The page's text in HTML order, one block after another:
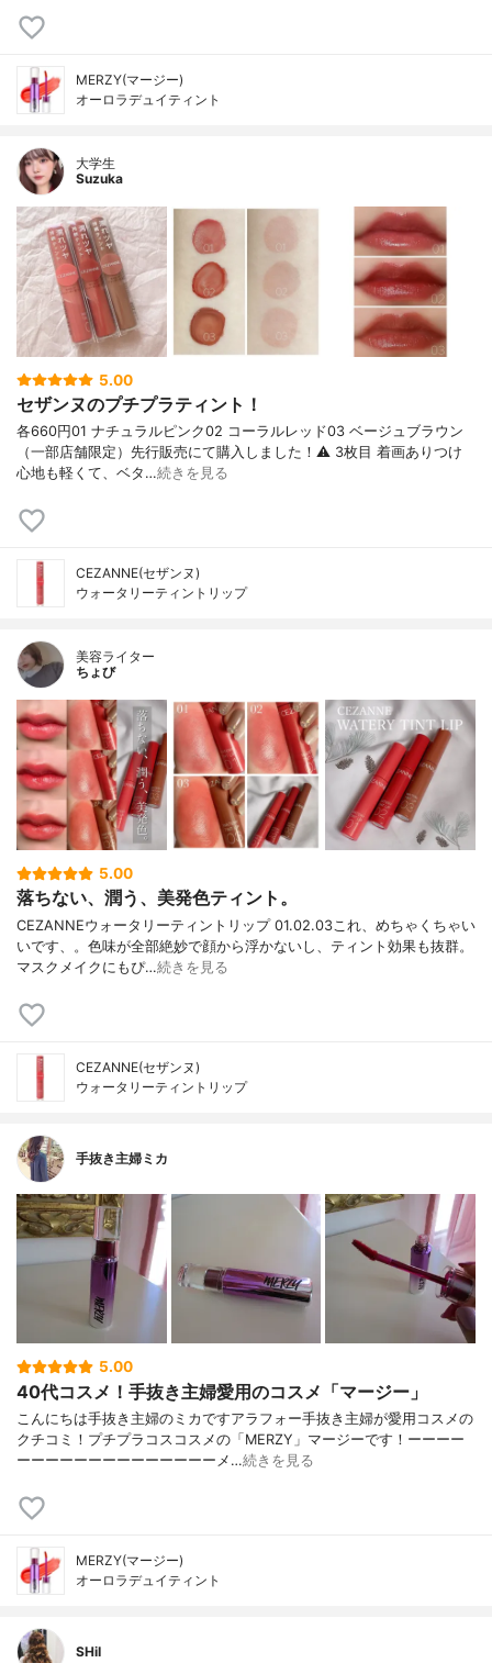
MERZY(マージー)
オーロラデュイティント
大学生
Suzuka
5.00
セザンヌのプチプラティント！
各660円01 ナチュラルピンク02 コーラルレッド03 ベージュブラウン
（一部店舗限定）先行販売にて購入しました！⚠︎ 3枚目 着画ありつけ
心地も軽くて、ベタ…続きを見る
CEZANNE(セザンヌ)
ウォータリーティントリップ
美容ライター
ちょび
5.00
落ちない、潤う、美発色ティント。
CEZANNEウォータリーティントリップ 01.02.03これ、めちゃくちゃい
いです、。色味が全部絶妙で顔から浮かないし、ティント効果も抜群。
マスクメイクにもぴ…続きを見る
CEZANNE(セザンヌ)
ウォータリーティントリップ
手抜き主婦ミカ
5.00
40代コスメ！手抜き主婦愛用のコスメ「マージー」
こんにちは手抜き主婦のミカですアラフォー手抜き主婦が愛用コスメの
クチコミ！プチプラコスコスメの「MERZY」マージーです！ーーーー
ーーーーーーーーーーーーーーメ…続きを見る
MERZY(マージー)
オーロラデュイティント
SHiI